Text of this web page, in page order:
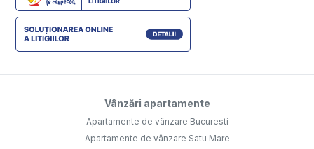
Vânzări apartamente
Apartamente de vânzare Bucuresti
Apartamente de vânzare Satu Mare